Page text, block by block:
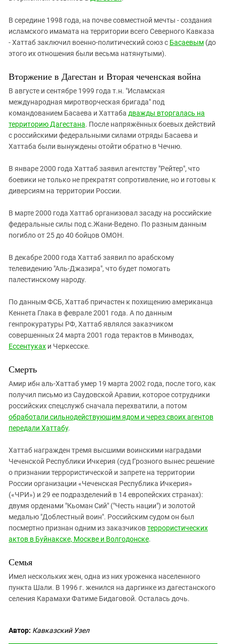
В середине 1998 года, на почве совместной мечты - создания
исламского имамата на территории всего Северного Кавказа
- Хаттаб заключил военно-политический союз с Басаевым (до
этого их отношения были весьма натянутыми).
Вторжение в Дагестан и Вторая чеченская война
В августе и сентябре 1999 года т.н. "Исламская
международная миротворческая бригада" под
командованием Басаева и Хаттаба дважды вторгалась на
территорию Дагестана. После напряжённых боевых действий
с российскими федеральными силами отряды Басаева и
Хаттаба были вынуждены отойти обратно в Чечню.
В январе 2000 года Хаттаб заявил агентству "Рейтер", что
боевики не только не прекратят сопротивление, но и готовы к
диверсиям на территории России.
В марте 2000 года Хаттаб организовал засаду на российские
федеральные силы под с.Жани-Ведено. По разным данным
погибло от 25 до 40 бойцов ОМОН.
В декабре 2000 года Хаттаб заявил по арабскому
телевидению "Аль-Джазира", что будет помогать
палестинскому народу.
По данным ФСБ, Хаттаб причастен к похищению американца
Кеннета Глака в феврале 2001 года. А по данным
генпрокуратуры РФ, Хаттаб являлся заказчиком
совершенных 24 марта 2001 года терактов в Минводах,
Ессентуках и Черкесске.
Смерть
Амир ибн аль-Хаттаб умер 19 марта 2002 года, после того, как
получил письмо из Саудовской Аравии, которое сотрудники
российских спецслужб сначала перехватили, а потом
обработали сильнодействующим ядом и через своих агентов
передали Хаттабу.
Хаттаб награжден тремя высшими воинскими наградами
Чеченской Республики Ичкерия (суд Грозного вынес решение
о признании террористической и запрете на территории
России организации «Чеченская Республика Ичкерия»
(«ЧРИ») и 29 ее подразделений в 14 европейских странах):
двумя орденами "Кьоман Сий" ("Честь нации") и золотой
медалью "Доблестный воин". Российским судом он был
посмертно признан одним из заказчиковтеррористических
актов в Буйнакске, Москве и Волгодонске.
Семья
Имел нескольких жен, одна из них уроженка населенного
пункта Шали. В 1996 г. женился на даргинке из дагестанского
селения Карамахи Фатиме Бидаговой. Осталась дочь.
Автор: Кавказский Узел